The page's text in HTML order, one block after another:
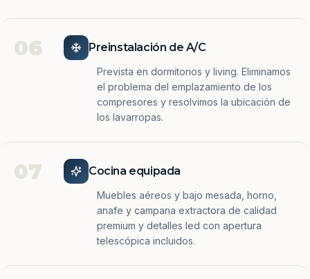
06 Preinstalación de A/C
Prevista en dormitorios y living. Eliminamos
el problema del emplazamiento de los
compresores y resolvimos la ubicación de
los lavarropas.
07 Cocina equipada
Muebles aéreos y bajo mesada, horno,
anafe y campana extractora de calidad
premium y detalles led con apertura
telescópica incluidos.